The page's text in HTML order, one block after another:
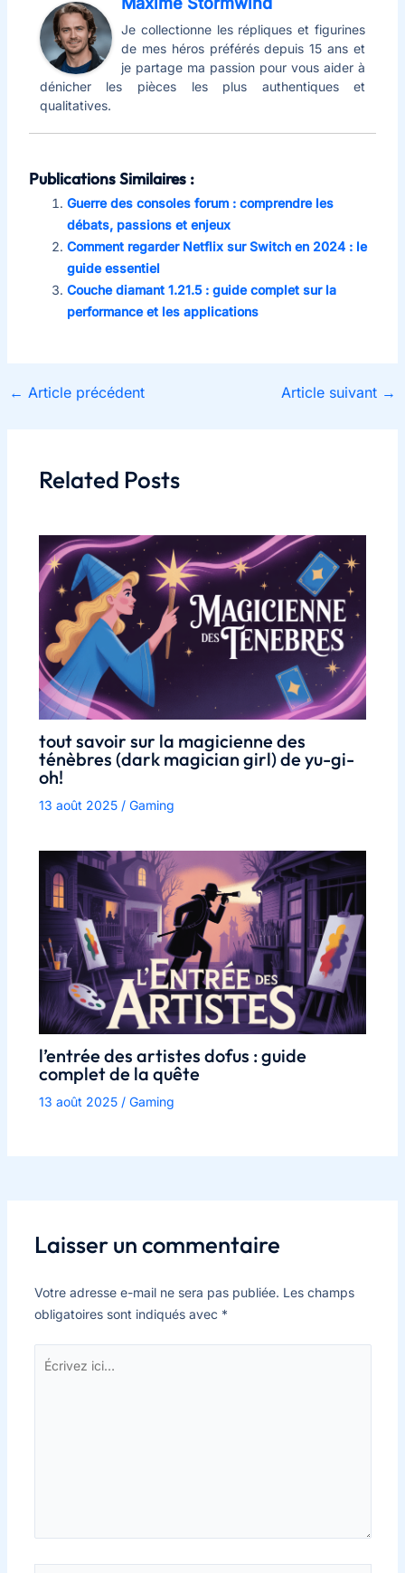
Je collectionne les répliques et figurines
de mes héros préférés depuis 15 ans et
je partage ma passion pour vous aider à
dénicher les pièces les plus authentiques et
qualitatives.
Publications Similaires :
Guerre des consoles forum : comprendre les
débats, passions et enjeux
Comment regarder Netflix sur Switch en 2024 : le
guide essentiel
Couche diamant 1.21.5 : guide complet sur la
performance et les applications
← Article précédent Article suivant →
Related Posts
tout savoir sur la magicienne des
ténèbres (dark magician girl) de yu-gi-
oh!
13 août 2025 / Gaming
l’entrée des artistes dofus : guide
complet de la quête
13 août 2025 / Gaming
Laisser un commentaire
Votre adresse e-mail ne sera pas publiée. Les champs
obligatoires sont indiqués avec *
ici…